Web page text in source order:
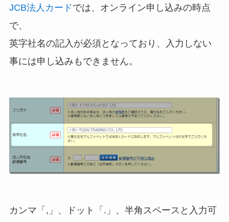
JCB法人カードでは、オンライン申し込みの時点
で、
英字社名の記入が必須となっており、入力しない
事には申し込みもできません。
カンマ「,」、ドット「.」、半角スペースと入力可